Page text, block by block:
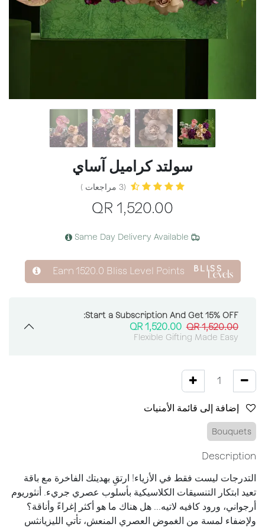
سولتد كراميل آساي
1,520.00
QR
Same Day Delivery Available
Earn1520.0 Bliss Level Points
Start a Subscription And Get 15% OFF:
1,520.00
QR
1,520.00
QR
Flexible Gifting Made Easy
Bouquets
Description
التدرجات ليست فقط في الأزياء! ارتقِ بهديتك الفاخرة مع باقة
تعيد ابتكار التنسيقات الكلاسيكية بأسلوب عصري جريء. أنثوريوم
أرجواني، ورود كافيه لاتيه... هل هناك ما هو أكثر إغراءً وأناقة؟
ولإضفاء لمسة من الغموض العصري المنعش، تأتي الليزيانثس